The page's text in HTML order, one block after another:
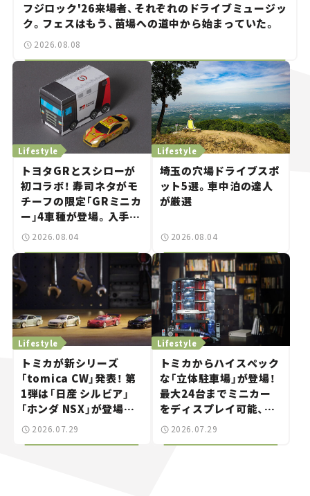
フジロック'26来場者、それぞれのドライブミュージッ
ク。フェスはもう、苗場への道中から始まっていた。
2026.08.08
トヨタGRとスシローが
初コラボ！ 寿司ネタがモ
チーフの限定「GRミニカ
ー」4車種が登場。入手方
法は？【クルマとホビー】
Lifestyle
2026.08.04
埼玉の穴場ドライブスポ
ット5選。車中泊の達人
が厳選
Lifestyle
2026.08.04
トミカが新シリーズ
「tomica CW」発表！ 第
1弾は「日産 シルビア」
「ホンダ NSX」が登場。
世界が注目す
Lifestyle
2026.07.29
トミカからハイスペック
な「立体駐車場」が登場！
最大24台までミニカー
をディスプレイ可能、特
別な「日産 GT-R
Lifestyle
2026.07.29